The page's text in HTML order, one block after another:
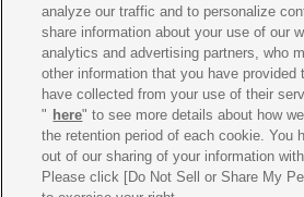
その他用品
イベント&エンターテイメント
オンラインショップ
企業情報
ご利用規約 推薦環境 プライバシーポリシー
analyze our traffic and to personalize
share information about your use of our
analytics and advertising partners, who
other information that you have provided
have collected from your use of their
" here" to see more details about how
the retention period of each cookie. You
out of our sharing of your information
Please click [Do Not Sell or Share My